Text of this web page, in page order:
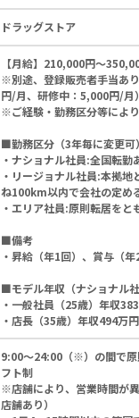
ドラッグストア
【月給】210,000円～
※別途、登録販売者手当あ
円/月、研修中：5,000円/月）
※ご経験・勤務区分等によ
■勤務区分（3年毎に変更可）
・ナショナル社員:全国転勤
・リージョナル社員:本拠地
ね100km以内で会社の定め
・エリア社員:原則転居をと
■備考
・昇給（年1回）、賞与（
■モデル年収（ナショナル社
・一般社員（25歳）年収
・店長（35歳）年収494万円
9:00～24:00（※）の間で原
フト制
※店舗により、営業時間が
店舗あり）